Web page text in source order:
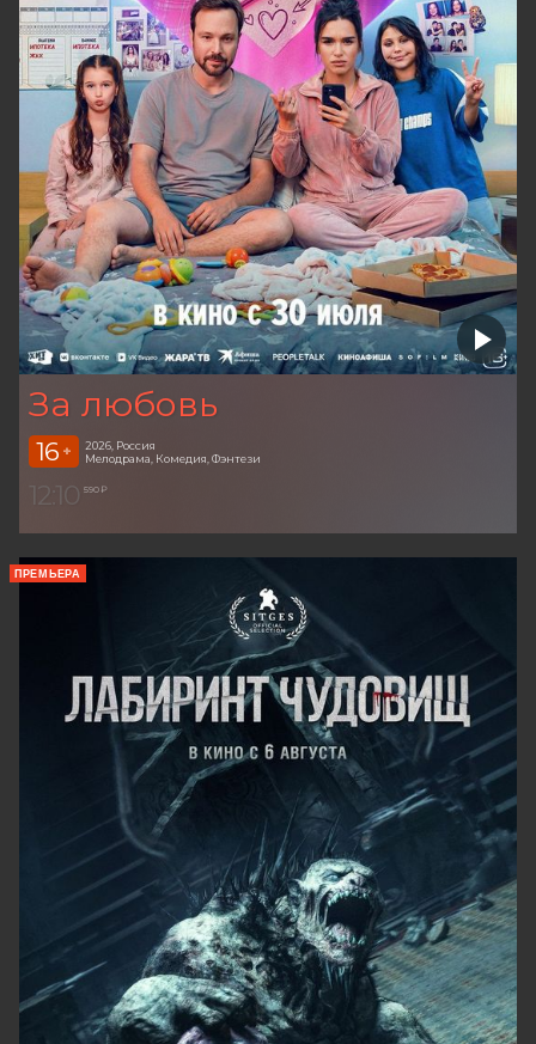
За любовь
16 +
2026, Россия
Мелодрама, Комедия, Фэнтези
12:10 590 ₽
ПРЕМЬЕРА